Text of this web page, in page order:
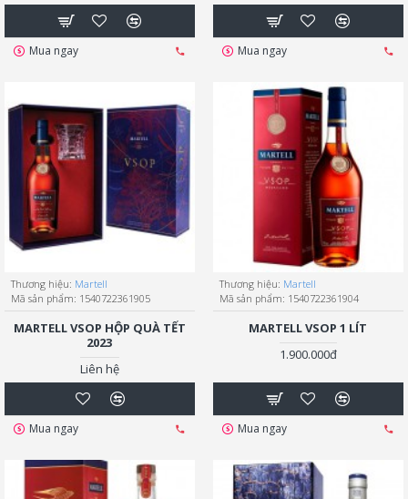
Mua ngay Mua ngay
Thương hiệu: Martell
Mã sản phẩm: 1540722361905
MARTELL VSOP HỘP QUÀ TẾT
2023
Liên hệ
Mua ngay
Thương hiệu: Martell
Mã sản phẩm: 1540722361904
MARTELL VSOP 1 LÍT
1.900.000đ
Mua ngay